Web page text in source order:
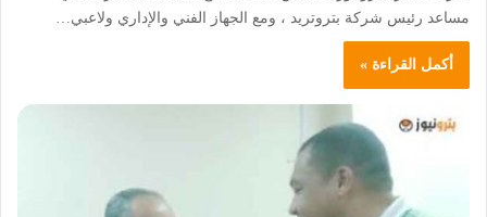
مساعد رئيس شركة بتروتريد ، ومع الجهاز الفني والإداري ولاعبي…
أكمل القراءة »